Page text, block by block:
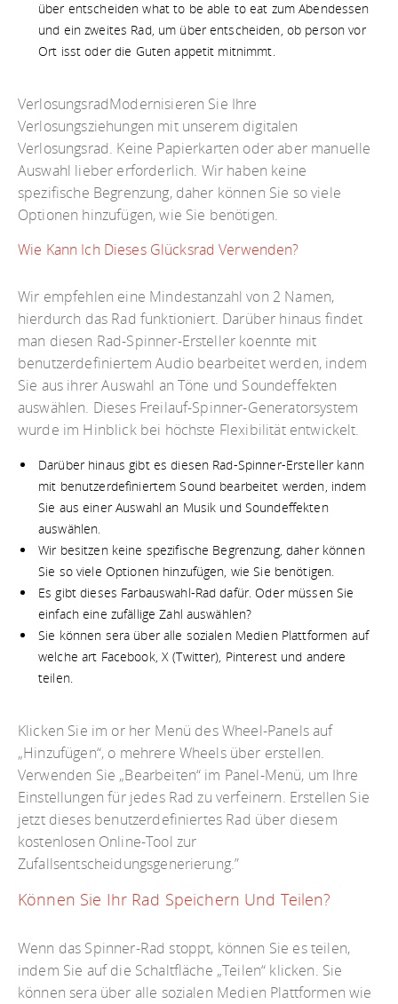
über entscheiden what to be able to eat zum Abendessen
und ein zweites Rad, um über entscheiden, ob person vor
Ort isst oder die Guten appetit mitnimmt.
VerlosungsradModernisieren Sie Ihre
Verlosungsziehungen mit unserem digitalen
Verlosungsrad. Keine Papierkarten oder aber manuelle
Auswahl lieber erforderlich. Wir haben keine
spezifische Begrenzung, daher können Sie so viele
Optionen hinzufügen, wie Sie benötigen.
Wie Kann Ich Dieses Glücksrad Verwenden?
Wir empfehlen eine Mindestanzahl von 2 Namen,
hierdurch das Rad funktioniert. Darüber hinaus findet
man diesen Rad-Spinner-Ersteller koennte mit
benutzerdefiniertem Audio bearbeitet werden, indem
Sie aus ihrer Auswahl an Töne und Soundeffekten
auswählen. Dieses Freilauf-Spinner-Generatorsystem
wurde im Hinblick bei höchste Flexibilität entwickelt.
Darüber hinaus gibt es diesen Rad-Spinner-Ersteller kann
mit benutzerdefiniertem Sound bearbeitet werden, indem
Sie aus einer Auswahl an Musik und Soundeffekten
auswählen.
Wir besitzen keine spezifische Begrenzung, daher können
Sie so viele Optionen hinzufügen, wie Sie benötigen.
Es gibt dieses Farbauswahl-Rad dafür. Oder müssen Sie
einfach eine zufällige Zahl auswählen?
Sie können sera über alle sozialen Medien Plattformen auf
welche art Facebook, X (Twitter), Pinterest und andere
teilen.
Klicken Sie im or her Menü des Wheel-Panels auf
„Hinzufügen“, o mehrere Wheels über erstellen.
Verwenden Sie „Bearbeiten“ im Panel-Menü, um Ihre
Einstellungen für jedes Rad zu verfeinern. Erstellen Sie
jetzt dieses benutzerdefiniertes Rad über diesem
kostenlosen Online-Tool zur
Zufallsentscheidungsgenerierung.”
Können Sie Ihr Rad Speichern Und Teilen?
Wenn das Spinner-Rad stoppt, können Sie es teilen,
indem Sie auf die Schaltfläche „Teilen“ klicken. Sie
können sera über alle sozialen Medien Plattformen wie